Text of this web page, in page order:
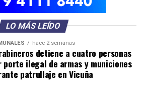
LO MÁS LEÍDO
hace 2 semanas
detiene a cuatro personas
porte ilegal de armas y municiones
patrullaje en Vicuña